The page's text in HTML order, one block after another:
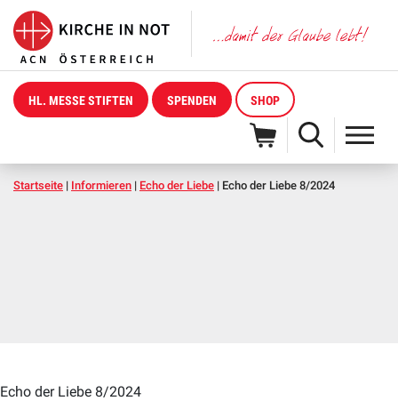
HL. MESSE STIFTEN SPENDEN SHOP
Startseite | Informieren | Echo der Liebe | Echo der Liebe 8/2024
Echo der Liebe 8/2024